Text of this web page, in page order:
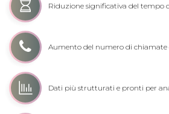
Riduzione significativa del tempo
Aumento del numero di chiamate
Dati più strutturati e pronti per